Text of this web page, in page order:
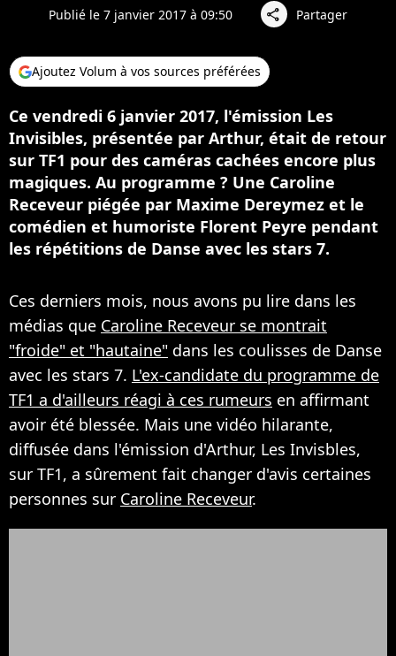
Publié le 7 janvier 2017 à 09:50 share Partager
Ajoutez Volum à vos sources préférées
Ce vendredi 6 janvier 2017, l'émission Les
Invisibles, présentée par Arthur, était de retour
sur TF1 pour des caméras cachées encore plus
magiques. Au programme ? Une Caroline
Receveur piégée par Maxime Dereymez et le
comédien et humoriste Florent Peyre pendant
les répétitions de Danse avec les stars 7.
Ces derniers mois, nous avons pu lire dans les
médias que Caroline Receveur se montrait
"froide" et "hautaine" dans les coulisses de Danse
avec les stars 7. L'ex-candidate du programme de
TF1 a d'ailleurs réagi à ces rumeurs en affirmant
avoir été blessée. Mais une vidéo hilarante,
diffusée dans l'émission d'Arthur, Les Invisbles,
sur TF1, a sûrement fait changer d'avis certaines
personnes sur Caroline Receveur.